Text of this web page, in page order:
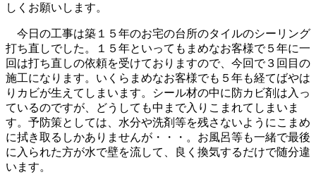
しくお願いします。
今日の工事は築１５年のお宅の台所のタイルのシーリング
打ち直しでした。１５年といってもまめなお客様で５年に一
回は打ち直しの依頼を受けておりますので、今回で３回目の
施工になります。いくらまめなお客様でも５年も経てばやは
りカビが生えてしまいます。シール材の中に防カビ剤は入っ
ているのですが、どうしても中まで入りこまれてしまいま
す。予防策としては、水分や洗剤等を残さないようにこまめ
に拭き取るしかありませんが・・・。お風呂等も一緒で最後
に入られた方が水で壁を流して、良く換気するだけで随分違
います。